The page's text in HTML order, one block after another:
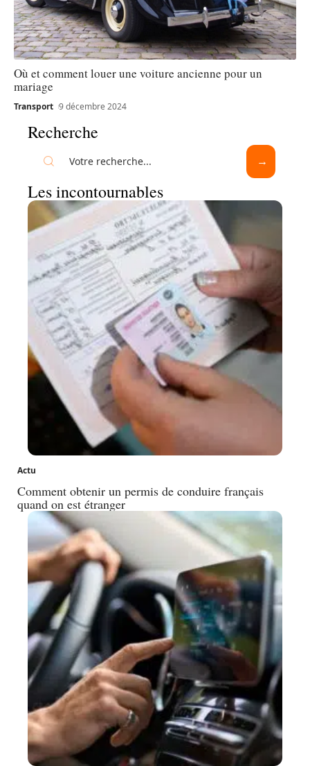
Où et comment louer une voiture ancienne pour un
mariage
Transport 9 décembre 2024
Recherche
Les incontournables
Actu
Comment obtenir un permis de conduire français
quand on est étranger